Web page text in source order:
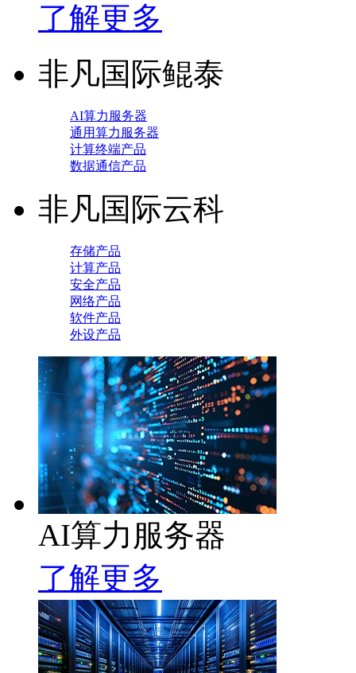
了解更多
非凡国际鲲泰
AI算力服务器
通用算力服务器
计算终端产品
数据通信产品
非凡国际云科
存储产品
计算产品
安全产品
网络产品
软件产品
外设产品
AI算力服务器
了解更多